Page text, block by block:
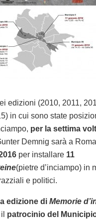
edizioni (2010, 2011,
in cui sono state
per la settima
Demnig sarà a Roma
per installare 11
(pietre d’inciampo) in
e politici.
edizione di Memorie
patrocinio del Municipio